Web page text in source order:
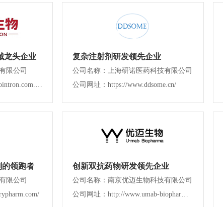
龙头企业
限公司
复杂注射剂研发领先企业
公司名称：上海研诺医药科技有限公司
公司网址：https://www.ddsome.cn/
领跑者
限公司
创新双抗药物研发领先企业
公司名称：南京优迈生物科技有限公司
公司网址：http://www.umab-biopharma.com/